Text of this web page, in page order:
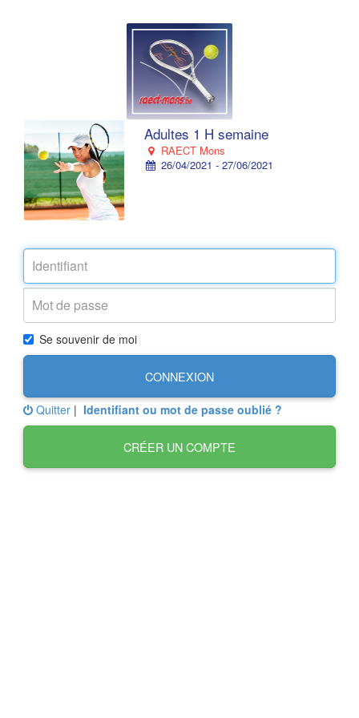
Adultes 1 H semaine
RAECT Mons
26/04/2021 - 27/06/2021
Se souvenir de moi
CONNEXION
Quitter | Identifiant ou mot de passe oublié ?
CRÉER UN COMPTE